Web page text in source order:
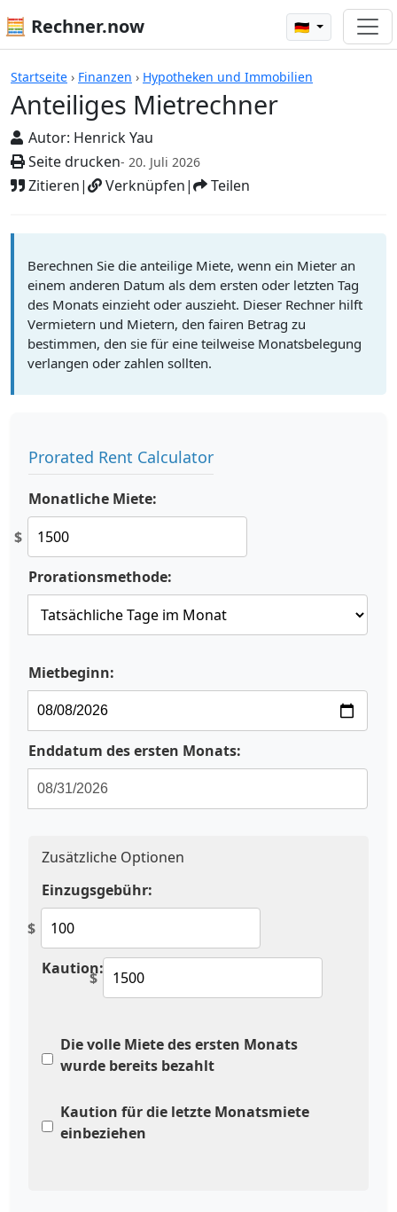
🧮 Rechner.now 🇩🇪
Startseite › Finanzen › Hypotheken und Immobilien
Anteiliges Mietrechner
Autor: Henrick Yau
Seite drucken- 20. Juli 2026
Zitieren| Verknüpfen| Teilen
Rechner
Berechnen Sie die anteilige Miete, wenn ein Mieter an
einem anderen Datum als dem ersten oder letzten Tag
des Monats einzieht oder auszieht. Dieser Rechner hilft
Vermietern und Mietern, den fairen Betrag zu
bestimmen, den sie für eine teilweise Monatsbelegung
verlangen oder zahlen sollten.
Prorated Rent Calculator
Monatliche Miete:
$
Prorationsmethode:
Mietbeginn:
Enddatum des ersten Monats:
Zusätzliche Optionen
Einzugsgebühr:
$
Kaution:
$
Die volle Miete des ersten Monats
wurde bereits bezahlt
Kaution für die letzte Monatsmiete
einbeziehen